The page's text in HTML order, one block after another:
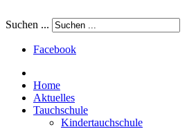
Suchen ...
Facebook
Home
Aktuelles
Tauchschule
Kindertauchschule